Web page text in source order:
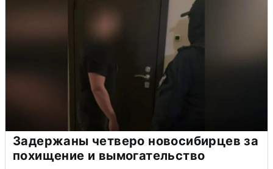
Задержаны четверо новосибирцев за
похищение и вымогательство